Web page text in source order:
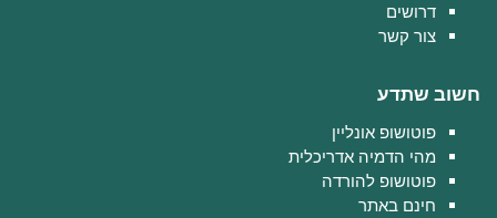
דרושים
צור קשר
חשוב שתדע
פוטושופ אונליין
מהי הדמיה אדריכלית
פוטושופ להורדה
חינם באתר